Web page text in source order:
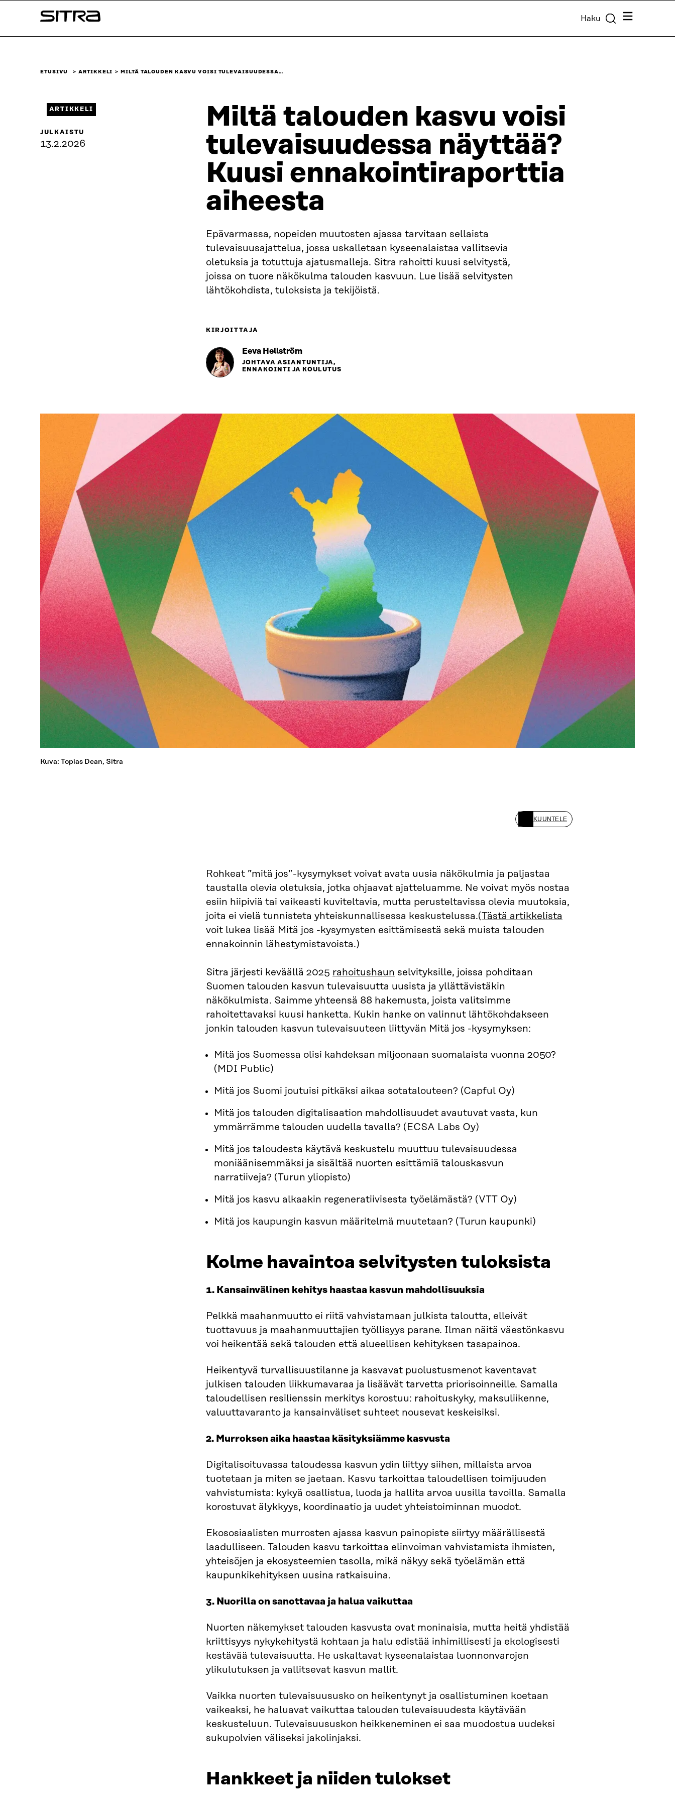
sisältöön
Sitra Haku Valikko
ETUSIVU ARTIKKELI MILTÄ TALOUDEN KASVU VOISI TULEVAISUUDESSA…
Miltä talouden kasvu voisi
tulevaisuudessa näyttää?
Kuusi ennakointiraporttia
aiheesta
Epävarmassa, nopeiden muutosten ajassa tarvitaan sellaista
tulevaisuusajattelua, jossa uskalletaan kyseenalaistaa vallitsevia
oletuksia ja totuttuja ajatusmalleja. Sitra rahoitti kuusi selvitystä,
joissa on tuore näkökulma talouden kasvuun. Lue lisää selvitysten
lähtökohdista, tuloksista ja tekijöistä.
KIRJOITTAJA
Eeva Hellström
JOHTAVA ASIANTUNTIJA,
ENNAKOINTI JA KOULUTUS
ARTIKKELI
JULKAISTU
13.2.2026
Kuva: Topias Dean, Sitra
KUUNTELE
Rohkeat ”mitä jos”-kysymykset voivat avata uusia näkökulmia ja paljastaa
taustalla olevia oletuksia, jotka ohjaavat ajatteluamme. Ne voivat myös nostaa
esiin hiipiviä tai vaikeasti kuviteltavia, mutta perusteltavissa olevia muutoksia,
joita ei vielä tunnisteta yhteiskunnallisessa keskustelussa.(Tästä artikkelista
voit lukea lisää Mitä jos -kysymysten esittämisestä sekä muista talouden
ennakoinnin lähestymistavoista.)
Sitra järjesti keväällä 2025 rahoitushaun selvityksille, joissa pohditaan
Suomen talouden kasvun tulevaisuutta uusista ja yllättävistäkin
näkökulmista. Saimme yhteensä 88 hakemusta, joista valitsimme
rahoitettavaksi kuusi hanketta. Kukin hanke on valinnut lähtökohdakseen
jonkin talouden kasvun tulevaisuuteen liittyvän Mitä jos -kysymyksen:
Mitä jos Suomessa olisi kahdeksan miljoonaan suomalaista vuonna 2050?
(MDI Public)
Mitä jos Suomi joutuisi pitkäksi aikaa sotatalouteen? (Capful Oy)
Mitä jos talouden digitalisaation mahdollisuudet avautuvat vasta, kun
ymmärrämme talouden uudella tavalla? (ECSA Labs Oy)
Mitä jos taloudesta käytävä keskustelu muuttuu tulevaisuudessa
moniäänisemmäksi ja sisältää nuorten esittämiä talouskasvun
narratiiveja? (Turun yliopisto)
Mitä jos kasvu alkaakin regeneratiivisesta työelämästä? (VTT Oy)
Mitä jos kaupungin kasvun määritelmä muutetaan? (Turun kaupunki)
Kolme havaintoa selvitysten tuloksista
1. Kansainvälinen kehitys haastaa kasvun mahdollisuuksia
Pelkkä maahanmuutto ei riitä vahvistamaan julkista taloutta, elleivät
tuottavuus ja maahanmuuttajien työllisyys parane. Ilman näitä väestönkasvu
voi heikentää sekä talouden että alueellisen kehityksen tasapainoa.
Heikentyvä turvallisuustilanne ja kasvavat puolustusmenot kaventavat
julkisen talouden liikkumavaraa ja lisäävät tarvetta priorisoinneille. Samalla
taloudellisen resilienssin merkitys korostuu: rahoituskyky, maksuliikenne,
valuuttavaranto ja kansainväliset suhteet nousevat keskeisiksi.
2. Murroksen aika haastaa käsityksiämme kasvusta
Digitalisoituvassa taloudessa kasvun ydin liittyy siihen, millaista arvoa
tuotetaan ja miten se jaetaan. Kasvu tarkoittaa taloudellisen toimijuuden
vahvistumista: kykyä osallistua, luoda ja hallita arvoa uusilla tavoilla. Samalla
korostuvat älykkyys, koordinaatio ja uudet yhteistoiminnan muodot.
Ekososiaalisten murrosten ajassa kasvun painopiste siirtyy määrällisestä
laadulliseen. Talouden kasvu tarkoittaa elinvoiman vahvistamista ihmisten,
yhteisöjen ja ekosysteemien tasolla, mikä näkyy sekä työelämän että
kaupunkikehityksen uusina ratkaisuina.
3. Nuorilla on sanottavaa ja halua vaikuttaa
Nuorten näkemykset talouden kasvusta ovat moninaisia, mutta heitä yhdistää
kriittisyys nykykehitystä kohtaan ja halu edistää inhimillisesti ja ekologisesti
kestävää tulevaisuutta. He uskaltavat kyseenalaistaa luonnonvarojen
ylikulutuksen ja vallitsevat kasvun mallit.
Vaikka nuorten tulevaisuususko on heikentynyt ja osallistuminen koetaan
vaikeaksi, he haluavat vaikuttaa talouden tulevaisuudesta käytävään
keskusteluun. Tulevaisuususkon heikkeneminen ei saa muodostua uudeksi
sukupolvien väliseksi jakolinjaksi.
Hankkeet ja niiden tulokset